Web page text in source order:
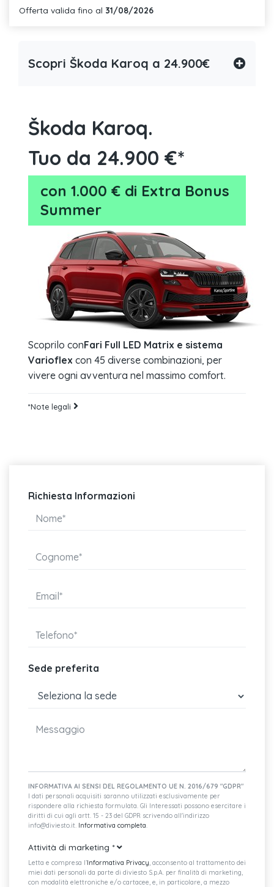
Offerta valida fino al 31/08/2026
Scopri Škoda Karoq a 24.900€
Škoda Karoq.
Tuo da 24.900 €*
con 1.000 € di Extra Bonus
Summer
Scoprilo conFari Full LED Matrix e sistema
Varioflex con 45 diverse combinazioni, per
vivere ogni avventura nel massimo comfort.
*Note legali
Richiesta Informazioni
Sede preferita
INFORMATIVA AI SENSI DEL REGOLAMENTO UE N. 2016/679 "GDPR"
I dati personali acquisiti saranno utilizzati esclusivamente per
rispondere alla richiesta formulata. Gli Interessati possono esercitare i
diritti di cui agli artt. 15 - 23 del GDPR scrivendo all'indirizzo
info@diviesto.it. Informativa completa
Attività di marketing *
Letta e compresa l’Informativa Privacy , acconsento al trattamento dei
miei dati personali da parte di diviesto S.p.A. per finalità di marketing,
con modalità elettroniche e/o cartacee, e, in particolare, a mezzo